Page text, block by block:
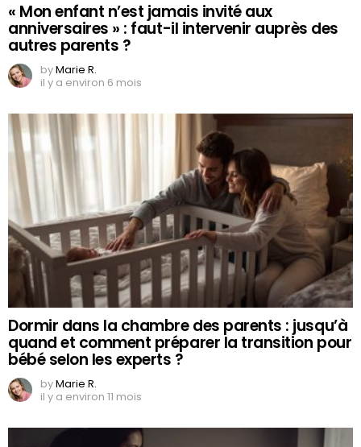
« Mon enfant n’est jamais invité aux
anniversaires » : faut-il intervenir auprès des
autres parents ?
byMarie R.
il y a environ 6 mois
Dormir dans la chambre des parents : jusqu’à
quand et comment préparer la transition pour
bébé selon les experts ?
byMarie R.
il y a environ 11 mois